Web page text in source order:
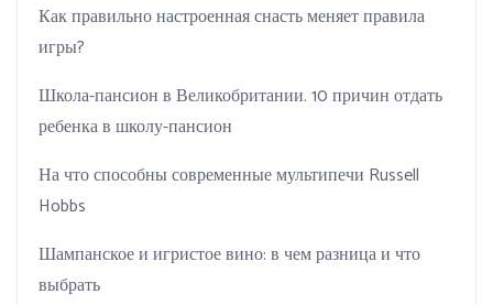
Как правильно настроенная снасть меняет правила
игры?
Школа-пансион в Великобритании. 10 причин отдать
ребенка в школу-пансион
На что способны современные мультипечи Russell
Hobbs
Шампанское и игристое вино: в чем разница и что
выбрать